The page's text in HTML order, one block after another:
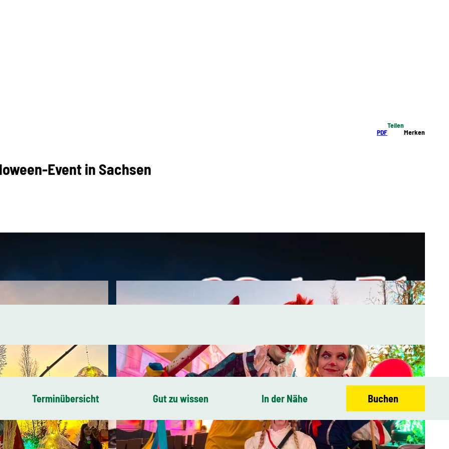
PDF
Teilen
Merken
Event in Sachsen
Terminübersicht Gut zu wissen In der Nähe Buchen